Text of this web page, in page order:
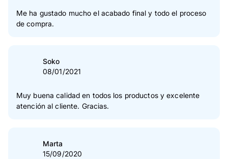
Me ha gustado mucho el acabado final y todo el proceso
de compra.
Soko
08/01/2021
Muy buena calidad en todos los productos y excelente
atención al cliente. Gracias.
Marta
15/09/2020